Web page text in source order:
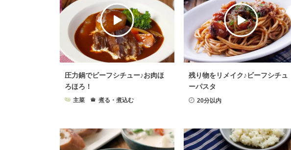
圧力鍋でビーフシチュー♪お肉ほ
ろほろ！
主菜 煮る・煮込む
残り物をリメイク♪ビーフシチュ
ーパスタ
20分以内